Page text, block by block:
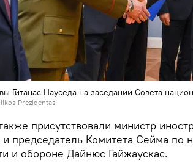
Гитанас Науседа на заседании Совета
Prezidentas
присутствовали министр
председатель Комитета Сейма по
и обороне Дайнюс Гайжаускас.